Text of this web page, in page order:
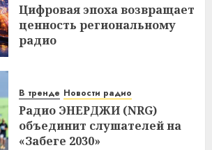
Цифровая эпоха возвращает
ценность региональному
радио
В тренде Новости радио
Радио ЭНЕРДЖИ (NRG)
объединит слушателей на
«Забеге 2030»